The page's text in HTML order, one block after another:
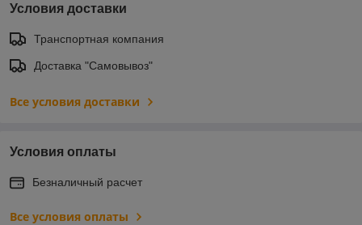
Условия доставки
Транспортная компания
Доставка "Самовывоз"
Все условия доставки
Условия оплаты
Безналичный расчет
Все условия оплаты